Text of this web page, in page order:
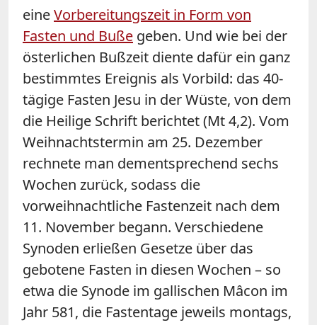
eineVorbereitungszeit in Form von
Fasten und Buße geben. Und wie bei der
österlichen Bußzeit diente dafür ein ganz
bestimmtes Ereignis als Vorbild: das 40-
tägige Fasten Jesu in der Wüste, von dem
die Heilige Schrift berichtet (Mt 4,2). Vom
Weihnachtstermin am 25. Dezember
rechnete man dementsprechend sechs
Wochen zurück, sodass die
vorweihnachtliche Fastenzeit nach dem
11. November begann. Verschiedene
Synoden erließen Gesetze über das
gebotene Fasten in diesen Wochen – so
etwa die Synode im gallischen Mâcon im
Jahr 581, die Fastentage jeweils montags,